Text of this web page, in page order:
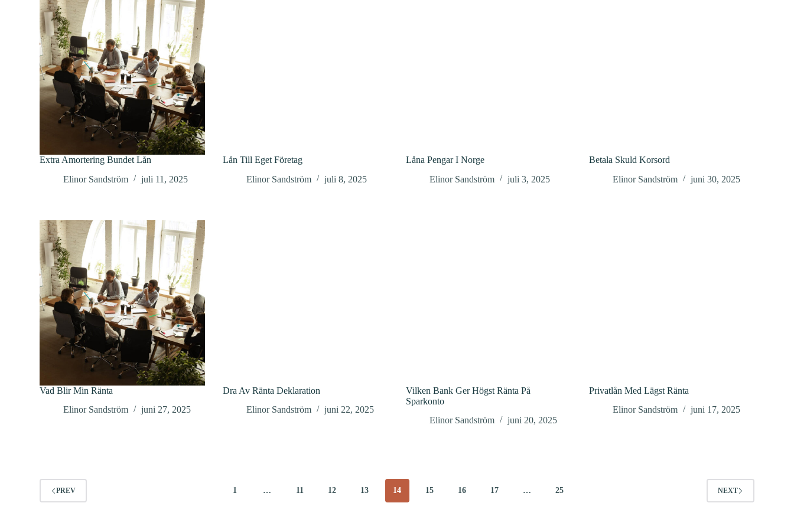
Extra Amortering Bundet Lån
Elinor Sandström
juli 11, 2025
Lån Till Eget Företag
Elinor Sandström
juli 8, 2025
Låna Pengar I Norge
Elinor Sandström
juli 3, 2025
Betala Skuld Korsord
Elinor Sandström
juni 30, 2025
Vad Blir Min Ränta
Elinor Sandström
juni 27, 2025
Dra Av Ränta Deklaration
Elinor Sandström
juni 22, 2025
Vilken Bank Ger Högst Ränta På
Sparkonto
Elinor Sandström
juni 20, 2025
Privatlån Med Lägst Ränta
Elinor Sandström
juni 17, 2025
PREV 1 … 11 12 13 14 15 16 17 … 25 NEXT